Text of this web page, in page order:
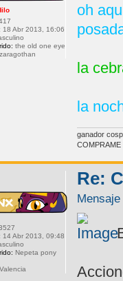
oh
la
la
ganador
COMPRAME
18 Abr 2013, 16:06
the old one eye
zaragothan
Re:
Mensaje
14 Abr 2013, 09:48
Nepeta pony
Valencia